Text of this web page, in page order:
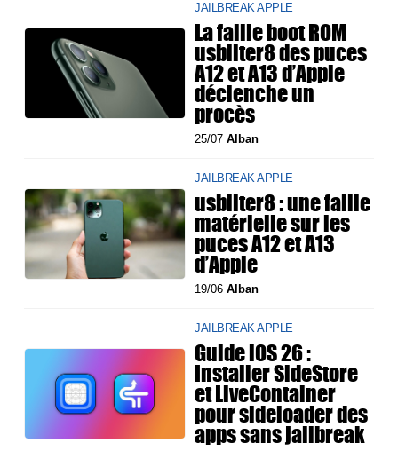
JAILBREAK APPLE
La faille boot ROM
usbliter8 des puces
A12 et A13 d’Apple
déclenche un
procès
25/07Alban
JAILBREAK APPLE
usbliter8 : une faille
matérielle sur les
puces A12 et A13
d’Apple
19/06Alban
JAILBREAK APPLE
Guide iOS 26 :
Installer SideStore
et LiveContainer
pour sideloader des
apps sans jailbreak